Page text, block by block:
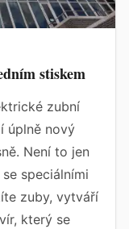
stiskem
zubní
úplně nový
Není to jen
speciálními
zuby, vytváří
který se